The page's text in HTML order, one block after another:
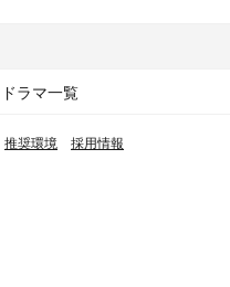
ドラマ一覧
推奨環境 採用情報